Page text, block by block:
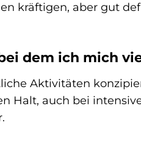
kräftigen, aber gut
dem ich mich
Aktivitäten
Halt, auch bei